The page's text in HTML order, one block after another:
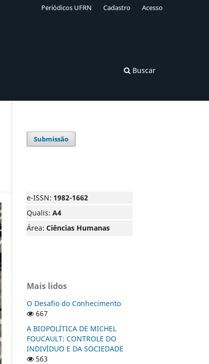
Buscar
Periódicos UFRN Cadastro Acesso
Submissão
e-ISSN: 1982-1662
Qualis: A4
Área: Ciências Humanas
Mais lidos
O Desafio do Conhecimento
667
A BIOPOLÍTICA DE MICHEL
FOUCAULT: CONTROLE DO
INDIVÍDUO E DA SOCIEDADE
563